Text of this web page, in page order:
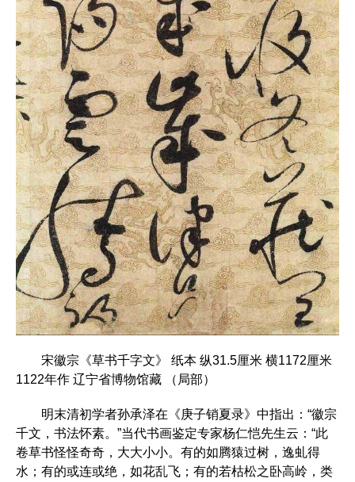
宋徽宗《草书千字文》 纸本 纵31.5厘米 横1172厘米
1122年作 辽宁省博物馆藏 （局部）
明末清初学者孙承泽在《庚子销夏录》中指出：“徽宗
千文，书法怀素。”当代书画鉴定专家杨仁恺先生云：“此
卷草书怪怪奇奇，大大小小。有的如腾猿过树，逸虬得
水；有的或连或绝，如花乱飞；有的若枯松之卧高岭，类